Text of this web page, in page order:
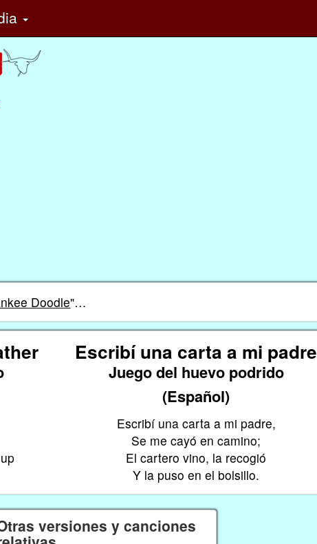
Doodle"…
Escribí una carta a mi padre
Juego del huevo podrido
(Español)
Escribí una carta a mi padre,
Se me cayó en camino;
El cartero vino, la recogió
Y la puso en el bolsillo.
versiones y canciones